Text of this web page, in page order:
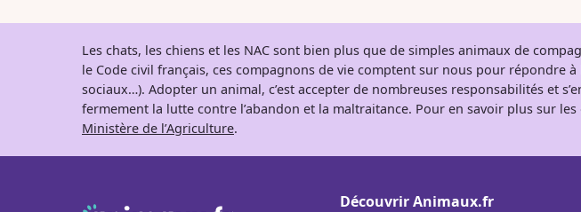
Les chats, les chiens et les NAC sont bien plus que de simples animaux de
le Code civil français, ces compagnons de vie comptent sur nous pour répondre
sociaux…). Adopter un animal, c’est accepter de nombreuses responsabilités et
fermement la lutte contre l’abandon et la maltraitance. Pour en savoir plus sur
Ministère de l’Agriculture.
Découvrir Animaux.fr